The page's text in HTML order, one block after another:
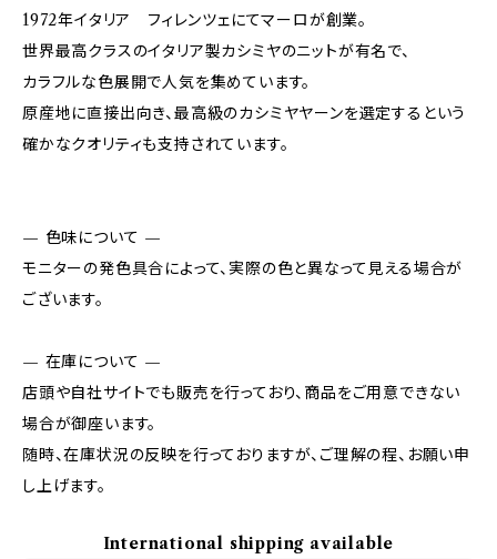
1972年イタリア フィレンツェにてマーロが創業。
世界最高クラスのイタリア製カシミヤのニットが有名で、
カラフルな色展開で人気を集めています。
原産地に直接出向き、最高級のカシミヤヤーンを選定するという
確かなクオリティも支持されています。
— 色味について —
モニターの発色具合によって、実際の色と異なって見える場合が
ございます。
— 在庫について —
店頭や自社サイトでも販売を行っており、商品をご用意できない
場合が御座います。
随時、在庫状況の反映を行っておりますが、ご理解の程、お願い申
し上げます。
International shipping available